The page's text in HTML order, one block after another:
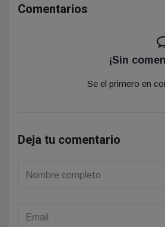
Comentarios
¡Sin
Se el primero en
Deja tu comentario